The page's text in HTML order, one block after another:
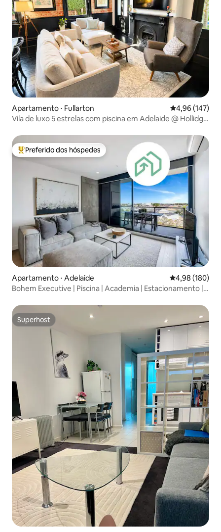
Apartamento ⋅ Fullarton 4,96 de uma
4,96 (147)
Vila de luxo 5 estrelas com piscina em Adelaide @ Hollidge
Entre os melhores preferidos dos hóspedes
Preferido dos hóspedes
Apartamento ⋅ Adelaide 4,98 de uma
4,98 (180)
Bohem Executive | Piscina | Academia | Estacionamento |
Superhost
Superhost